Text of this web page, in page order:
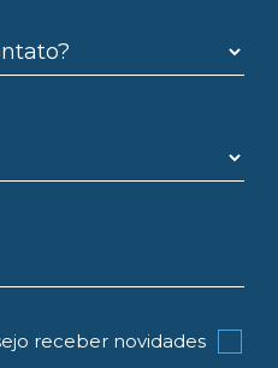
receber novidades